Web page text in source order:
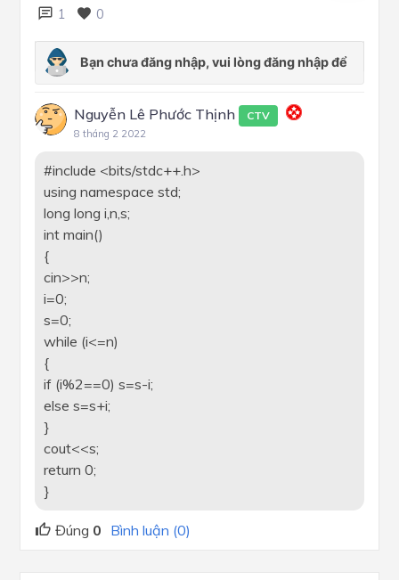
1 0
Nguyễn Lê Phước Thịnh CTV
8 tháng 2 2022
#include <bits/stdc++.h>
using namespace std;
long long i,n,s;
int main()
{
cin>>n;
i=0;
s=0;
while (i<=n)
{
if (i%2==0) s=s-i;
else s=s+i;
}
cout<<s;
return 0;
}
Đúng 0 Bình luận (0)